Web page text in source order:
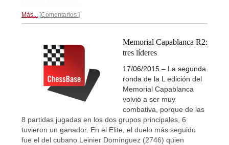
Más... Comentarios
Memorial Capablanca R2:
tres líderes
17/06/2015 – La segunda
ronda de la L edición del
Memorial Capablanca
volvió a ser muy
combativa, porque de las
8 partidas jugadas en los dos grupos principales, 6
tuvieron un ganador. En el Elite, el duelo más seguido
fue el del cubano Leinier Domínguez (2746) quien